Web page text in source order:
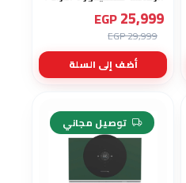
3802FB
25,999
EGP
29,999 EGP
أضف إلى السلة
-24%
توصيل مجاني